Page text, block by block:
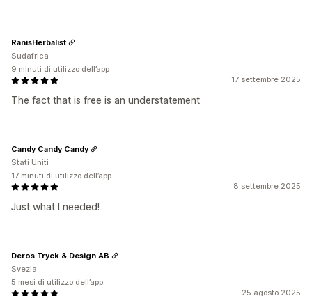
17 settembre 2025
The fact that is free is an understatement
RanisHerbalist
Sudafrica
9 minuti di utilizzo dell’app
8 settembre 2025
Just what I needed!
Candy Candy Candy
Stati Uniti
17 minuti di utilizzo dell’app
25 agosto 2025
Deros Tryck & Design AB
Svezia
5 mesi di utilizzo dell’app